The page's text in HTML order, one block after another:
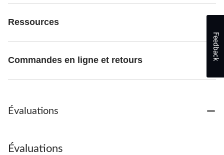
Ressources
Commandes en ligne et retours
Évaluations
Évaluations
Feedback